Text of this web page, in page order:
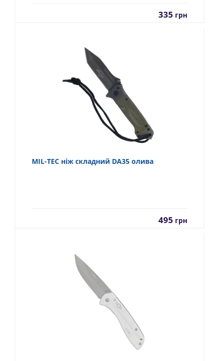
335 грн
MIL-TEC ніж складний DA35 олива
495 грн